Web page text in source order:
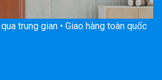
trung gian • Giao hàng toàn quốc